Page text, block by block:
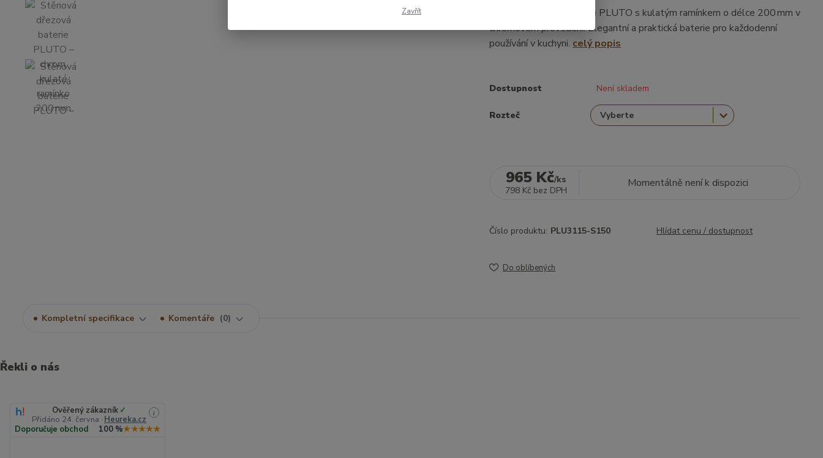
Dřezová stěnová baterie PLUTO s kulatým ramínkem o délce 200 mm v
chromovém provedení. Elegantní a praktická baterie pro každodenní
používání v kuchyni. celý popis
Dostupnost Není skladem
Rozteč
965 Kč/ks
798 Kč bez DPH
Momentálně není k dispozici
Číslo produktu: PLU3115-S150 Hlídat cenu / dostupnost
Do oblíbených
Kompletní specifikace Komentáře 0
Řekli o nás
Ověřený zákazník ✓
Přidáno 24. června · Heureka.cz
i
Doporučuje obchod 100 %★★★★★
Zavřít